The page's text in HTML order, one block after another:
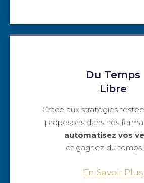
Du Temps
Libre
Grâce aux stratégies
proposons dans nos
automatisez vos
et gagnez du temps
En Savoir Plus